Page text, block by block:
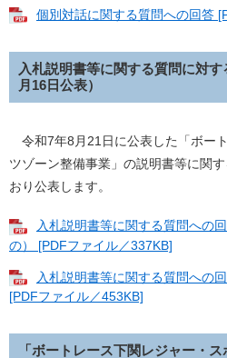
個別対話に関する質問への回答
入札説明書等に関する質問に対
月16日公表）
令和7年8月21日に公表した「ボー
ツゾーン整備事業」の説明書等に関
おり公表します。
入札説明書等に関する質問への
の） [PDFファイル／337KB]
入札説明書等に関する質問への
[PDFファイル／453KB]
「ボートレース下関レジャー・